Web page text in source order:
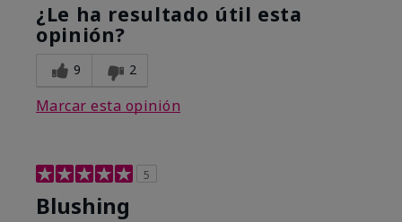
¿Le ha resultado útil esta
opinión?
9 2
Marcar esta opinión
5
Blushing